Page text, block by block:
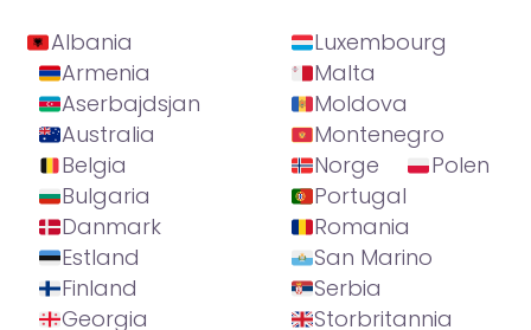
Albania
Armenia
Aserbajdsjan
Australia
Belgia
Bulgaria
Danmark
Estland
Finland
Georgia
Luxembourg
Malta
Moldova
Montenegro
Norge
Polen
Portugal
Romania
San Marino
Serbia
Storbritannia